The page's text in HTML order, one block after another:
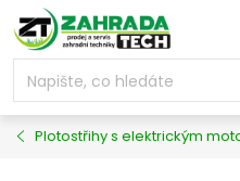
Přejít
na
obsah
Plotostřihy s elektrickým